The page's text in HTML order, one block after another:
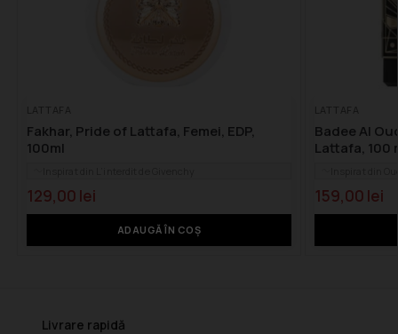
Fakhar, Pride of Lattafa, Femei, EDP,
100ml
129,00 lei
ADAUGĂ ÎN COȘ
Badee Al
Lattafa, 100
159,00 lei
Livrare rapidă